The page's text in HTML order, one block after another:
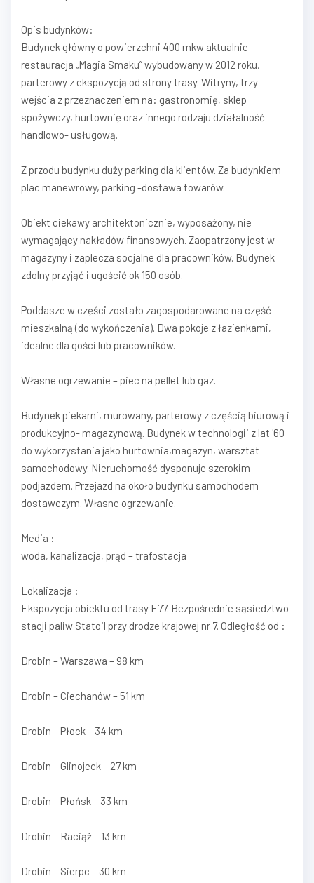
Opis budynków:
Budynek główny o powierzchni 400 mkw aktualnie
restauracja „Magia Smaku” wybudowany w 2012 roku,
parterowy z ekspozycją od strony trasy. Witryny, trzy
wejścia z przeznaczeniem na: gastronomię, sklep
spożywczy, hurtownię oraz innego rodzaju działalność
handlowo- usługową.
Z przodu budynku duży parking dla klientów. Za budynkiem
plac manewrowy, parking -dostawa towarów.
Obiekt ciekawy architektonicznie, wyposażony, nie
wymagający nakładów finansowych. Zaopatrzony jest w
magazyny i zaplecza socjalne dla pracowników. Budynek
zdolny przyjąć i ugościć ok 150 osób.
Poddasze w części zostało zagospodarowane na część
mieszkalną (do wykończenia). Dwa pokoje z łazienkami,
idealne dla gości lub pracowników.
Własne ogrzewanie – piec na pellet lub gaz.
Budynek piekarni, murowany, parterowy z częścią biurową i
produkcyjno- magazynową. Budynek w technologii z lat '60
do wykorzystania jako hurtownia,magazyn, warsztat
samochodowy. Nieruchomość dysponuje szerokim
podjazdem. Przejazd na około budynku samochodem
dostawczym. Własne ogrzewanie.
Media :
woda, kanalizacja, prąd – trafostacja
Lokalizacja :
Ekspozycja obiektu od trasy E77. Bezpośrednie sąsiedztwo
stacji paliw Statoil przy drodze krajowej nr 7. Odległość od :
Drobin – Warszawa – 98 km
Drobin – Ciechanów – 51 km
Drobin – Płock – 34 km
Drobin – Glinojeck – 27 km
Drobin – Płońsk – 33 km
Drobin – Raciąż – 13 km
Drobin – Sierpc – 30 km